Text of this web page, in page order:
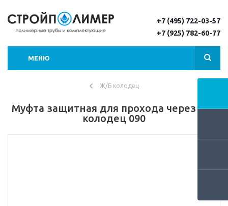
+7 (495) 722-03-57
+7 (925) 782-60-77
МЕНЮ
Ж/Б колодец
Муфта защитная для прохода через ж/б
колодец 090